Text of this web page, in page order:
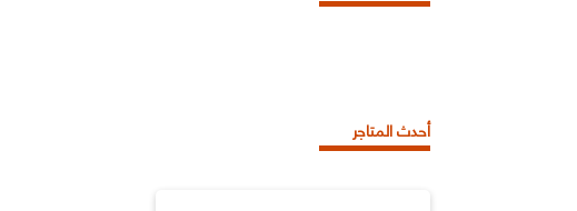
أحدث المتاجر